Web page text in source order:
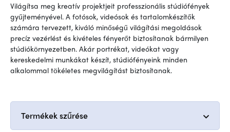
Világítsa meg kreatív projektjeit professzionális stúdiófények
gyűjteményével. A fotósok, videósok és tartalomkészítők
számára tervezett, kiváló minőségű világítási megoldások
precíz vezérlést és kivételes fényerőt biztosítanak bármilyen
stúdiókörnyezetben. Akár portrékat, videókat vagy
kereskedelmi munkákat készít, stúdiófényeink minden
alkalommal tökéletes megvilágítást biztosítanak.
Termékek szűrése